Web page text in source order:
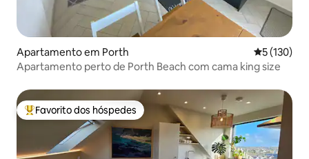
Apartamento em Porth
5 (130)
Apartamento perto de Porth Beach com cama king size
Favoritos dos hóspedes mais apreciados
Favorito dos hóspedes